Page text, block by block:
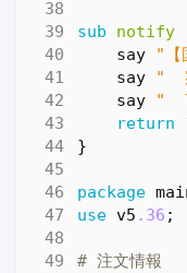
sub notify
say
"【
say
"
say
"
return
}
package
use v5 .36 ;
# 注文情報